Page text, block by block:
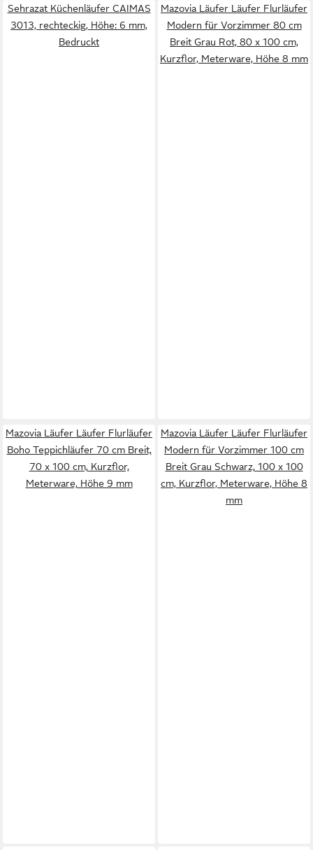
Sehrazat Küchenläufer CAIMAS
3013, rechteckig, Höhe: 6 mm,
Bedruckt
Mazovia Läufer Läufer Flurläufer
Modern für Vorzimmer 80 cm
Breit Grau Rot, 80 x 100 cm,
Kurzflor, Meterware, Höhe 8 mm
Mazovia Läufer Läufer Flurläufer
Boho Teppichläufer 70 cm Breit,
70 x 100 cm, Kurzflor,
Meterware, Höhe 9 mm
Mazovia Läufer Läufer Flurläufer
Modern für Vorzimmer 100 cm
Breit Grau Schwarz, 100 x 100
cm, Kurzflor, Meterware, Höhe 8
mm